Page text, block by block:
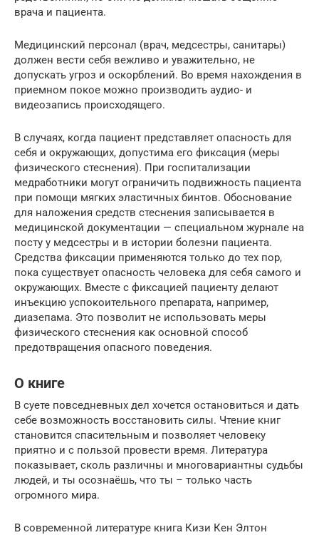
врача и пациента.
Медицинский персонал (врач, медсестры, санитары)
должен вести себя вежливо и уважительно, не
допускать угроз и оскорблений. Во время нахождения в
приемном покое можно производить аудио- и
видеозапись происходящего.
В случаях, когда пациент представляет опасность для
себя и окружающих, допустима его фиксация (меры
физического стеснения). При госпитализации
медработники могут ограничить подвижность пациента
при помощи мягких эластичных бинтов. Обоснование
для наложения средств стеснения записывается в
медицинской документации — специальном журнале на
посту у медсестры и в истории болезни пациента.
Средства фиксации применяются только до тех пор,
пока существует опасность человека для себя самого и
окружающих. Вместе с фиксацией пациенту делают
инъекцию успокоительного препарата, например,
диазепама. Это позволит не использовать меры
физического стеснения как основной способ
предотвращения опасного поведения.
О книге
В суете повседневных дел хочется остановиться и дать
себе возможность восстановить силы. Чтение книг
становится спасительным и позволяет человеку
приятно и с пользой провести время. Литература
показывает, сколь различны и многовариантны судьбы
людей, и ты осознаёшь, что ты – только часть
огромного мира.
В современной литературе книга Кизи Кен Элтон